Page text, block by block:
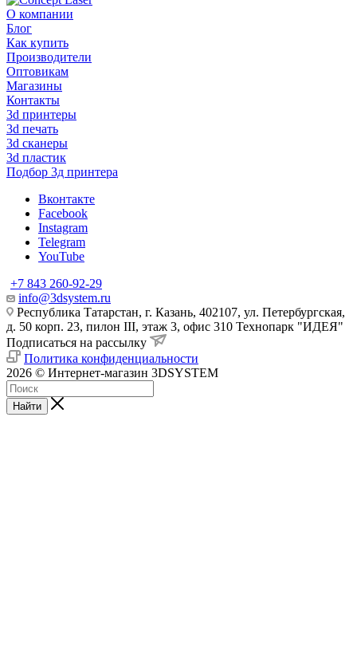
О компании
Блог
Как купить
Производители
Оптовикам
Магазины
Контакты
3d принтеры
3d печать
3d сканеры
3d пластик
Подбор 3д принтера
Вконтакте
Facebook
Instagram
Telegram
YouTube
+7 843 260-92-29
info@3dsystem.ru
Республика Татарстан, г. Казань, 402107, ул. Петербургская,
д. 50 корп. 23, пилон III, этаж 3, офис 310 Технопарк "ИДЕЯ"
Подписаться на рассылку
Политика конфиденциальности
2026 © Интернет-магазин 3DSYSTEM
Найти